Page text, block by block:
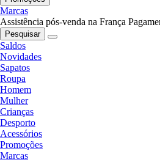
Marcas
Assistência pós-venda na França
Pesquisar
Saldos
Novidades
Sapatos
Roupa
Homem
Mulher
Crianças
Desporto
Acessórios
Promoções
Marcas